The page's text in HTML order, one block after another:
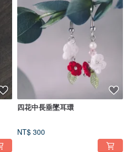
四花中長垂墜耳環
NT$ 300